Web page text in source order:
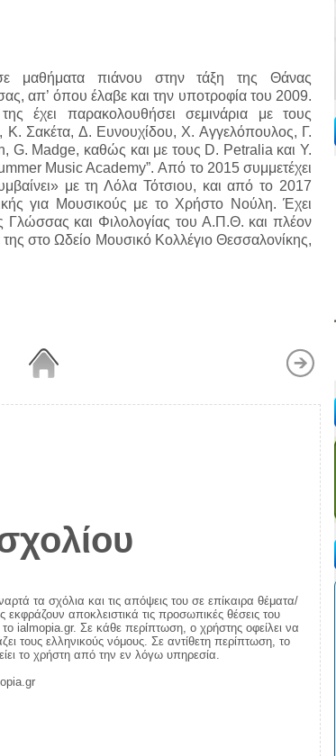
μαθήματα πιάνου στην τάξη της Θάνας
απ’ όπου έλαβε και την υποτροφία του 2009.
έχει παρακολουθήσει σεμινάρια με τους
Σακέτα, Δ. Ευνουχίδου, Χ. Αγγελόπουλος, Γ.
G. Madge, καθώς και με τους D. Petralia και Y.
Music Academy”. Από το 2015 συμμετέχει
με τη Λόλα Τότσιου, και από το 2017
για Μουσικούς με το Χρήστο Νούλη. Έχει
Γλώσσας και Φιλολογίας του Α.Π.Θ. και πλέον
της στο Ωδείο Μουσικό Κολλέγιο Θεσσαλονίκης,
τα σχόλια και τις απόψεις του σε επίκαιρα θέματα/
εκφράζουν αποκλειστικά τις προσωπικές θέσεις του
το ialmopia.gr. Σε κάθε περίπτωση, ο χρήστης οφείλει να
τους ελληνικούς νόμους. Σε αντίθετη περίπτωση, το
το χρήστη από την εν λόγω υπηρεσία.